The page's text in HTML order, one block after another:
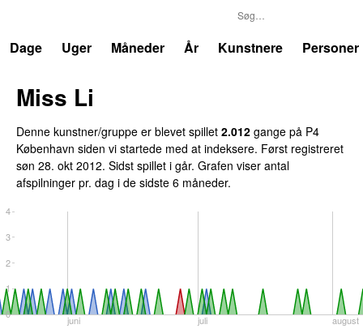
Dage
Uger Måneder År Kunstnere Personer
Miss Li
Denne kunstner/gruppe er blevet spillet 2.012 gange på P4
København siden vi startede med at indeksere. Først registreret
søn 28. okt 2012. Sidst spillet i går. Grafen viser antal
afspilninger pr. dag i de sidste 6 måneder.
juni juli august
0
1
2
3
4